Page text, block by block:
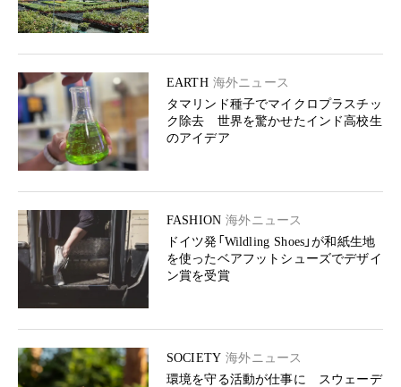
EARTH 海外ニュース
タマリンド種子でマイクロプラスチッ
ク除去 世界を驚かせたインド高校生
のアイデア
FASHION 海外ニュース
ドイツ発「Wildling Shoes」が和紙生地
を使ったベアフットシューズでデザイ
ン賞を受賞
SOCIETY 海外ニュース
環境を守る活動が仕事に スウェーデ